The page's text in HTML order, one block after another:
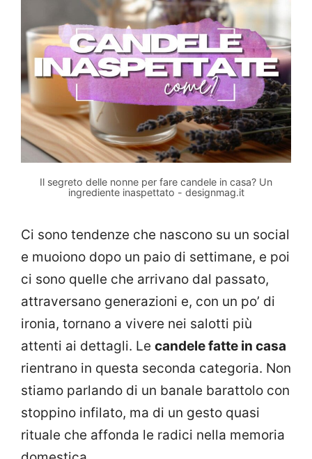
Il segreto delle nonne per fare candele in casa? Un
ingrediente inaspettato - designmag.it
Ci sono tendenze che nascono su un social
e muoiono dopo un paio di settimane, e poi
ci sono quelle che arrivano dal passato,
attraversano generazioni e, con un po’ di
ironia, tornano a vivere nei salotti più
attenti ai dettagli. Le candele fatte in casa
rientrano in questa seconda categoria. Non
stiamo parlando di un banale barattolo con
stoppino infilato, ma di un gesto quasi
rituale che affonda le radici nella memoria